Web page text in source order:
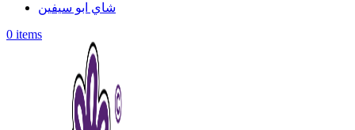
شاي ابو سيفين
0 items